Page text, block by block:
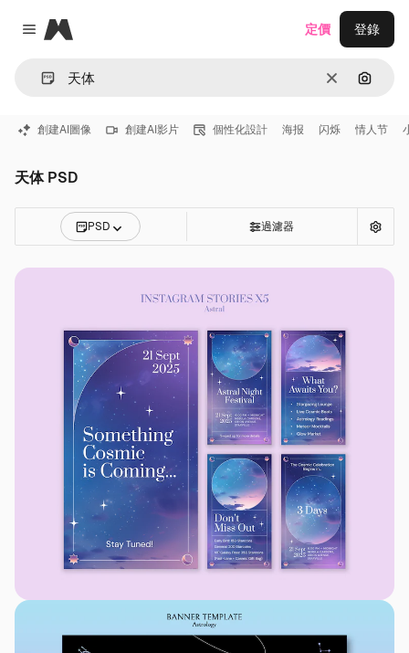
Close menu
Magnific
清除 通過圖
定價 登錄
創建AI圖像 創建AI影片 個性化設計 海报 闪烁 情人节
天体 PSD
PSD 過濾器